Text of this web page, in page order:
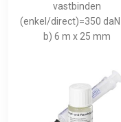
vastbinden
(enkel/direct)=350 daN
b) 6 m x 25 mm